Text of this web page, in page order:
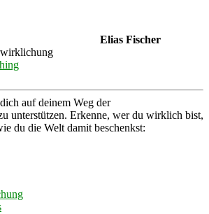
Elias Fischer
auf deinem Weg der
unterstützen. Erkenne, wer du wirklich bist,
du die Welt damit beschenkst: